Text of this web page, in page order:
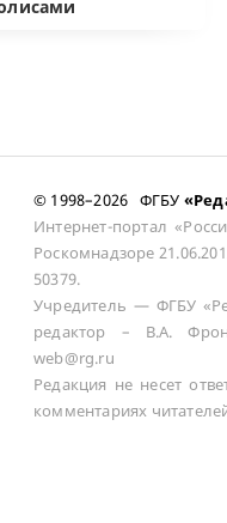
© 1998–2026 ФГБУ
Интернет-портал
Роскомнадзоре
50379.
Учредитель — ФГБУ
редактор – В.А.
web@rg.ru
Редакция не несет
комментариях